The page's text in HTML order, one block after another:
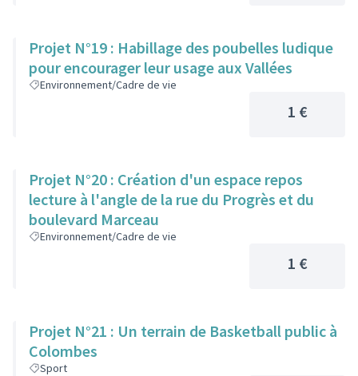
Projet N°19 : Habillage des poubelles ludique
pour encourager leur usage aux Vallées
Environnement/Cadre de vie
1 €
Projet N°20 : Création d'un espace repos
lecture à l'angle de la rue du Progrès et du
boulevard Marceau
Environnement/Cadre de vie
1 €
Projet N°21 : Un terrain de Basketball public à
Colombes
Sport